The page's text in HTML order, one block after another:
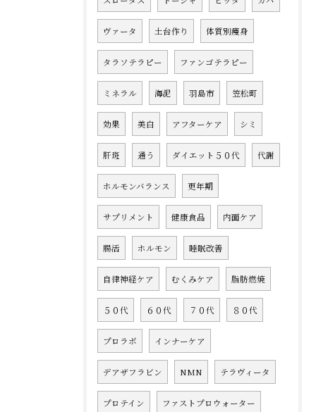
ヴァータ 土台作り 体質別痩身
タラソテラピー ファンゴテラピー
ミネラル 海泥 羽島市 笠松町
効果 美白 アフターケア シミ
肝斑 通う ダイエット５０代 代謝
ホルモンバランス 更年期
サプリメント 健康食品 内面ケア
腸活 ホルモン 睡眠改善
自律神経ケア むくみケア 脂肪燃焼
５０代 ６０代 ７０代 ８０代
プロラボ インナーケア
デアザフラビン NMN テラヴィータ
プロテイン ファストプロウォーター